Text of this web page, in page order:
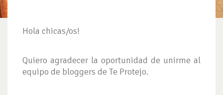
Hola chicas/os!
Quiero agradecer la oportunidad de unirme al
equipo de bloggers de Te Protejo.